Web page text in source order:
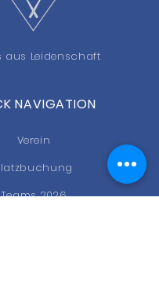
aus Leidenschaft
NAVIGATION
Verein
Teams 2026